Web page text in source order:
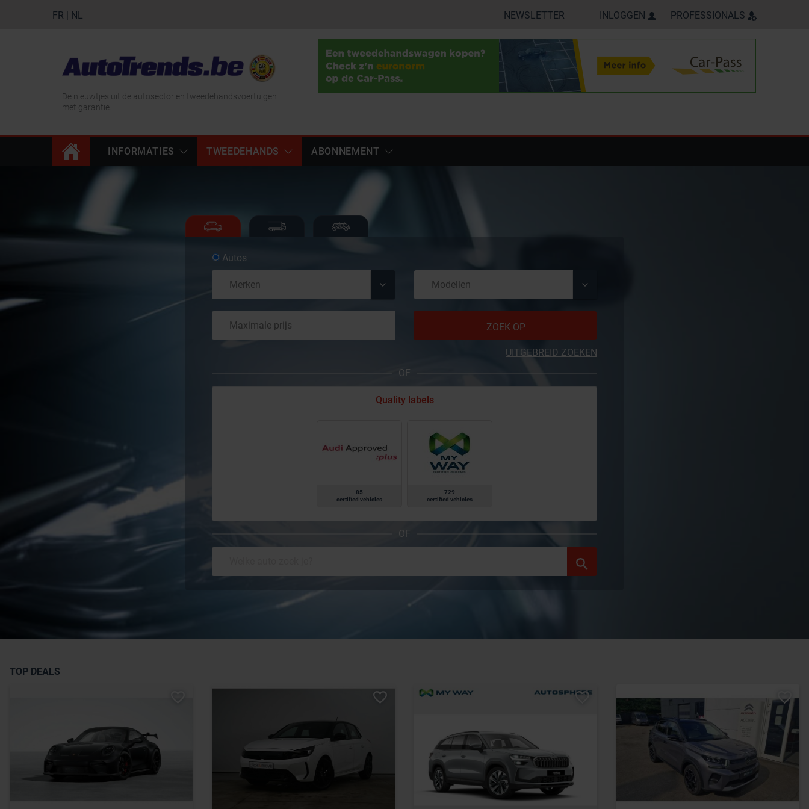
FR | NL NEWSLETTER INLOGGEN PROFESSIONALS
De nieuwtjes uit de autosector en tweedehandsvoertuigen
met garantie.
INFORMATIES TWEEDEHANDS ABONNEMENT
Autos
ZOEK OP
UITGEBREID ZOEKEN
OF
Quality labels
85
certified vehicles
729
certified vehicles
OF
TOP DEALS